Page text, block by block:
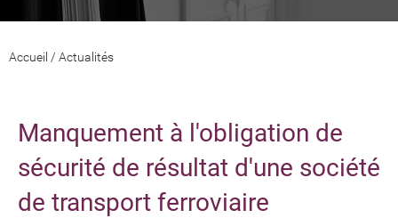
Accueil / Actualités
Manquement à l'obligation de
sécurité de résultat d'une société
de transport ferroviaire